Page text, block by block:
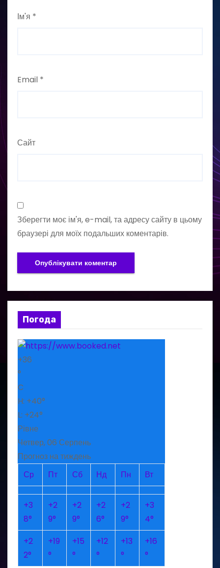
Ім'я *
Email *
Сайт
Зберегти моє ім'я, e-mail, та адресу сайту в цьому
браузері для моїх подальших коментарів.
Погода
+36
°
C
H: +40°
L: +24°
Рівне
Четвер, 06 Серпень
Прогноз на тиждень
Ср
Пт Сб Нд Пн Вт
+3
8°
+2
9°
+2
9°
+2
6°
+2
9°
+3
4°
+2
2°
+19
°
+15
°
+12
°
+13
°
+16
°